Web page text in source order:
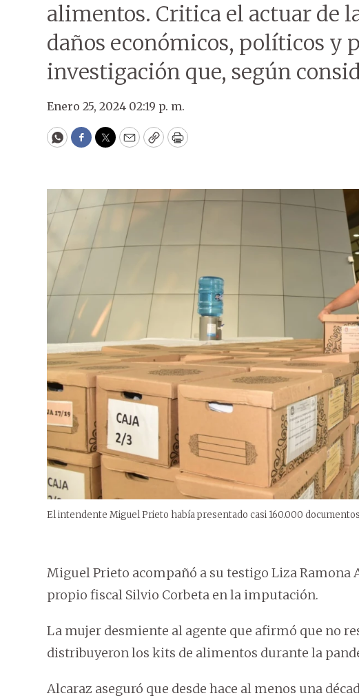
alimentos. Critica el actuar de
daños económicos, políticos y
investigación que, según
Enero 25, 2024 02:19 p. m.
WhatsApp
Facebook
Twitter
EmailCopyPrint
El intendente Miguel Prieto había presentado casi 160.000
Miguel Prieto acompañó a su testigo Liza Ramona
propio fiscal Silvio Corbeta en la imputación.
La mujer desmiente al agente que afirmó que no
distribuyeron los kits de alimentos durante la
Alcaraz aseguró que desde hace al menos una